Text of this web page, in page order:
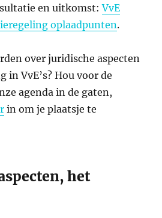
en uitkomst:VvE
oplaadpunten.
over juridische aspecten
in VvE’s? Hou voor de
agenda in de gaten,
in om je plaatsje te
het